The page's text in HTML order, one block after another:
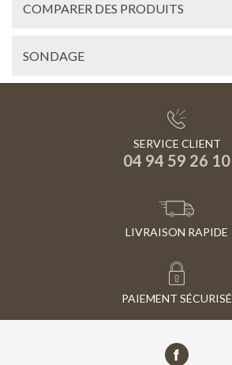
COMPARER DES PRODUITS
SONDAGE
SERVICE CLIENT
04 94 59 26 10
LIVRAISON RAPIDE
PAIEMENT SÉCURISÉ